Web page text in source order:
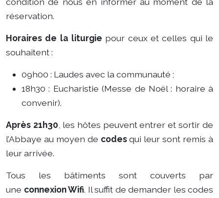
réservation.
Horaires de la liturgie pour ceux et celles qui le
souhaitent :
09h00 : Laudes avec la communauté ;
18h30 : Eucharistie (Messe de Noël : horaire à
convenir).
Après 21h30 , les hôtes peuvent entrer et sortir de
l’Abbaye au moyen de codesqui leur sont remis à
leur arrivée.
Tous les bâtiments sont couverts par
une connexion Wifi. Il suffit de demander les codes